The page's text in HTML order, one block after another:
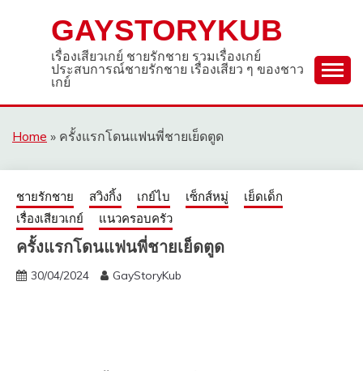
GAYSTORYKUB
เรื่องเสียวเกย์ ชายรักชาย รวมเรื่องเกย์
ประสบการณ์ชายรักชาย เรื่องเสียว ๆ ของชาว
เกย์
Home » ครั้งแรกโดนแฟนพี่ชายเย็ดตูด
ชายรักชาย สวิงกิ้ง เกย์ไบ เซ็กส์หมู่
เย็ดเด็ก
เรื่องเสียวเกย์
แนวครอบครัว
ครั้งแรกโดนแฟนพี่ชายเย็ดตูด
30/04/2024 GayStoryKub